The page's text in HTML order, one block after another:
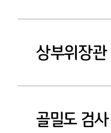
상부위장관
골밀도 검